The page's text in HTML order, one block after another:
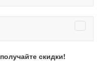
получайте скидки!